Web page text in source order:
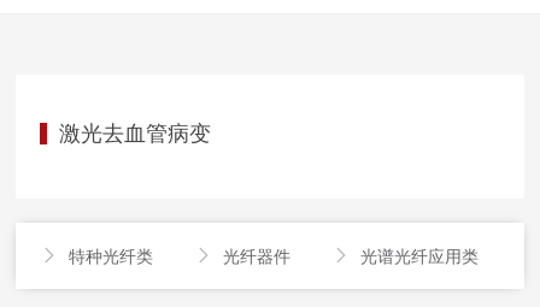
激光去血管病变
 特种光纤类  光纤器件  光谱光纤应用类